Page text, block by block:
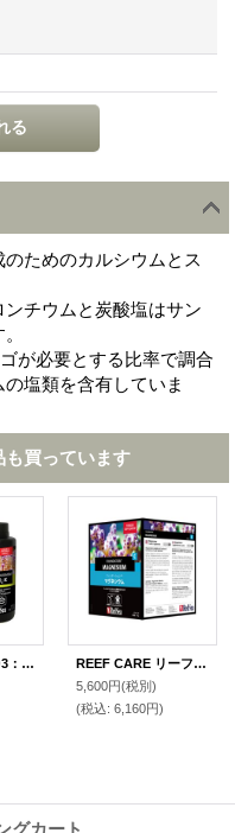
ためのカルシウムとス
チウムと炭酸塩はサン
が必要とする比率で調合
塩類を含有していま
も買っています
REEF CARE NO3：PO4-X 1000ml
REEF CARE リーフファンデーションC 1Kg(パウダー状)
5,600円(税別)
(税込: 6,160円)
グカート